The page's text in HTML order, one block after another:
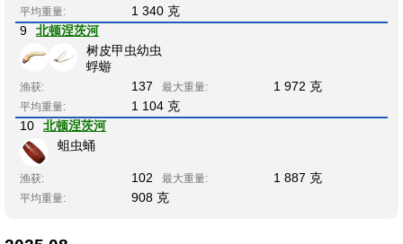
平均重量:
1 340 克
9
北顿涅茨河
树皮甲虫幼虫
蜉蝣
渔获: 137 最大重量: 1 972 克
平均重量:
1 104 克
10
北顿涅茨河
蛆虫蛹
渔获: 102 最大重量: 1 887 克
平均重量: 908 克